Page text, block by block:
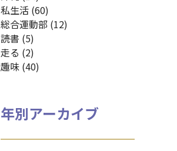
私生活 (60)
総合運動部 (12)
読書 (5)
走る (2)
趣味 (40)
年別アーカイブ